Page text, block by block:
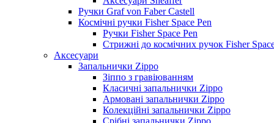
Ручки Graf von Faber Castell
Космічні ручки Fisher Space Pen
Ручки Fisher Space Pen
Стрижні до космічних ручок Fisher
Аксесуари
Запальнички Zippo
Зіппо з гравіюванням
Класичні запальнички Zippo
Армовані запальнички Zippo
Колекційні запальнички Zippo
Срібні запальнички Zippo